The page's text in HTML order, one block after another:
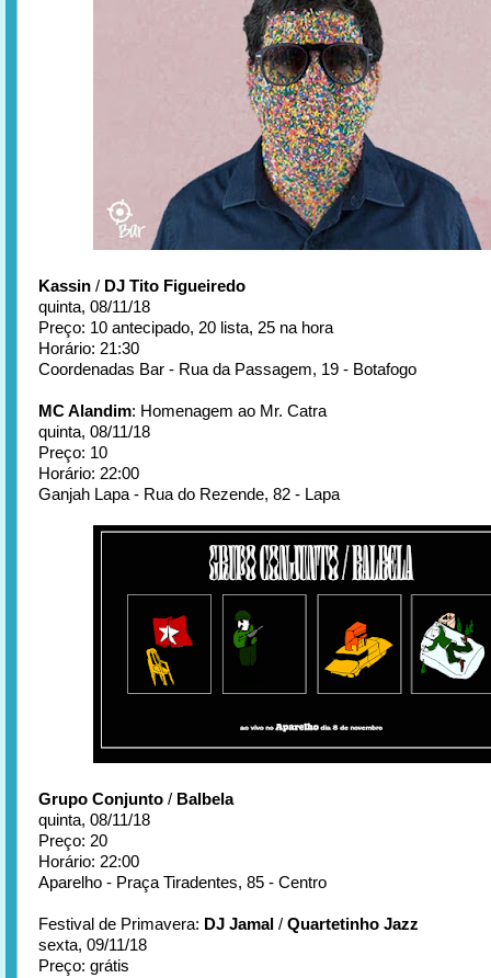
Kassin / DJ Tito Figueiredo
quinta, 08/11/18
Preço: 10 antecipado, 20 lista, 25 na hora
Horário: 21:30
Coordenadas Bar - Rua da Passagem, 19 - Botafogo
MC Alandim: Homenagem ao Mr. Catra
quinta, 08/11/18
Preço: 10
Horário: 22:00
Ganjah Lapa - Rua do Rezende, 82 - Lapa
Grupo Conjunto / Balbela
quinta, 08/11/18
Preço: 20
Horário: 22:00
Aparelho - Praça Tiradentes, 85 - Centro
Festival de Primavera: DJ Jamal / Quartetinho Jazz
sexta, 09/11/18
Preço: grátis